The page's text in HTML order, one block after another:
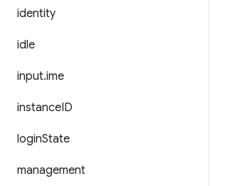
identity
idle
input.ime
instanceID
loginState
management